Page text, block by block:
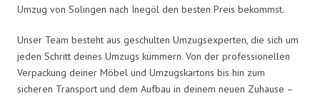
Umzug von Solingen nach Inegöl den besten Preis bekommst.
Unser Team besteht aus geschulten Umzugsexperten, die sich um
jeden Schritt deines Umzugs kümmern. Von der professionellen
Verpackung deiner Möbel und Umzugskartons bis hin zum
sicheren Transport und dem Aufbau in deinem neuen Zuhause –